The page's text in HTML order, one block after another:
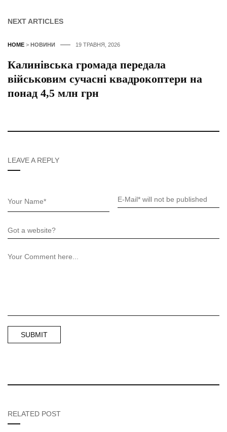
NEXT ARTICLES
HOME > НОВИНИ 19 ТРАВНЯ, 2026
Калинівська громада передала
військовим сучасні квадрокоптери на
понад 4,5 млн грн
LEAVE A REPLY
RELATED POST